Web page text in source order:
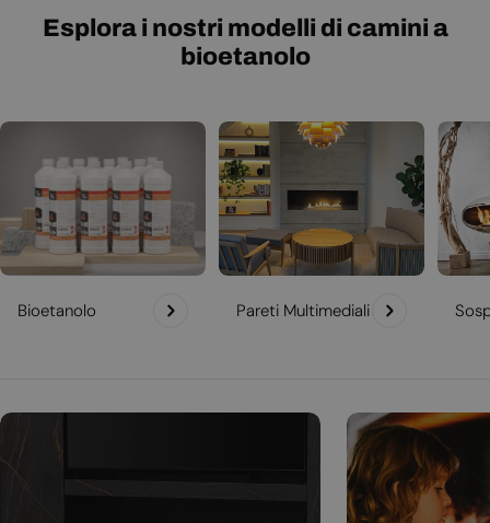
Esplora i nostri modelli di camini a
bioetanolo
Bioetanolo Pareti Multimediali